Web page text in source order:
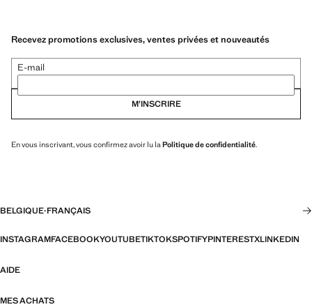
Recevez promotions exclusives, ventes privées et nouveautés
E-mail
M’INSCRIRE
En vous inscrivant, vous confirmez avoir lu la Politique de confidentialité.
BELGIQUE·FRANÇAIS
INSTAGRAMFACEBOOKYOUTUBETIKTOKSPOTIFYPINTERESTXLINKEDIN
AIDE
MES ACHATS